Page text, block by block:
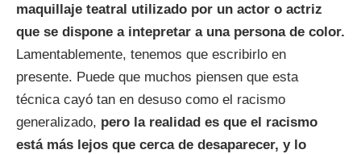
maquillaje teatral utilizado por un actor o actriz
que se dispone a intepretar a una persona de color.
Lamentablemente, tenemos que escribirlo en
presente. Puede que muchos piensen que esta
técnica cayó tan en desuso como el racismo
generalizado, pero la realidad es que el racismo
está más lejos que cerca de desaparecer, y lo